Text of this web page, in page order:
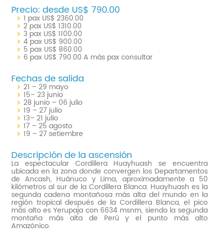
Precio: desde US$ 790.00
1 pax US$ 2360.00
2 pax US$ 1310.00
3 pax US$ 1100.00
4 pax US$ 900.00
5 pax US$ 860.00
6 pax US$ 790.00 A más pax consultar
Fechas de salida
21 – 29 mayo
15– 23 junio
28 junio – 06 julio
19 – 27 julio
13– 21 julio
17 – 25 agosto
19 – 27 setiembre
Descripción de la ascensión
La espectacular Cordillera Huayhuash se encuentra
ubicada en la zona donde convergen los Departamentos
de Ancash, Huánuco y Lima, aproximadamente a 50
kilómetros al sur de la Cordillera Blanca. Huayhuash es la
segunda cadena montañosa más alta del mundo en la
región tropical después de la Cordillera Blanca, el pico
más alto es Yerupaja con 6634 msnm, siendo la segunda
montaña más alta de Perú y el punto más alto
Amazónico.